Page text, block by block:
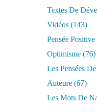
Textes De
Vidéos (143)
Pensée Positive
Optimisme (76)
Les Pensées
Auteure (67)
Les Mots De